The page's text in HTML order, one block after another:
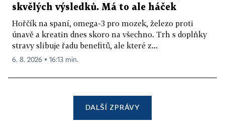
skvělých výsledků. Má to ale háček
Hořčík na spaní, omega-3 pro mozek, železo proti
únavě a kreatin dnes skoro na všechno. Trh s doplňky
stravy slibuje řadu benefitů, ale které z...
6. 8. 2026 ▪ 16:13 min.
DALŠÍ ZPRÁVY